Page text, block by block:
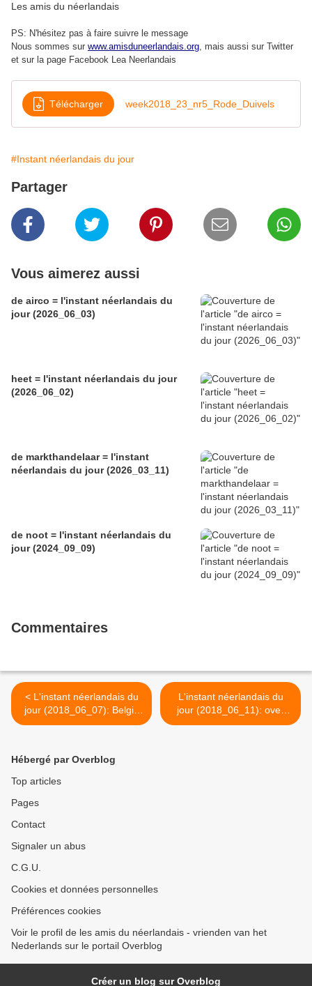
Les amis du néerlandais
PS: N'hésitez pas à faire suivre le message
Nous sommes sur www.amisduneerlandais.org, mais aussi sur Twitter
et sur la page Facebook Lea Neerlandais
Télécharger week2018_23_nr5_Rode_Duivels
#Instant néerlandais du jour
Partager
Vous aimerez aussi
de airco = l'instant néerlandais du
jour (2026_06_03)
heet = l'instant néerlandais du jour
(2026_06_02)
de markthandelaar = l'instant
néerlandais du jour (2026_03_11)
de noot = l'instant néerlandais du
jour (2024_09_09)
Commentaires
< L'instant néerlandais du
jour (2018_06_07): België
wel gekwalificeerd
L'instant néerlandais du
jour (2018_06_11): over
drie dagen >
Hébergé par Overblog
Top articles
Pages
Contact
Signaler un abus
C.G.U.
Cookies et données personnelles
Préférences cookies
Voir le profil de les amis du néerlandais - vrienden van het
Nederlands sur le portail Overblog
Créer un blog sur Overblog